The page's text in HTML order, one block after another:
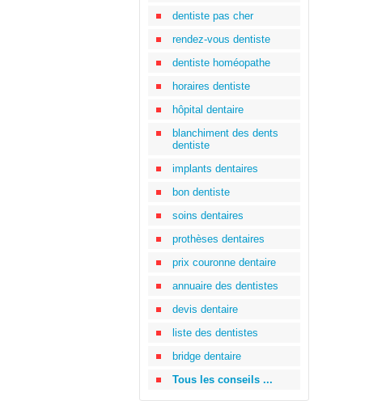
dentiste pas cher
rendez-vous dentiste
dentiste homéopathe
horaires dentiste
hôpital dentaire
blanchiment des dents
dentiste
implants dentaires
bon dentiste
soins dentaires
prothèses dentaires
prix couronne dentaire
annuaire des dentistes
devis dentaire
liste des dentistes
bridge dentaire
Tous les conseils ...